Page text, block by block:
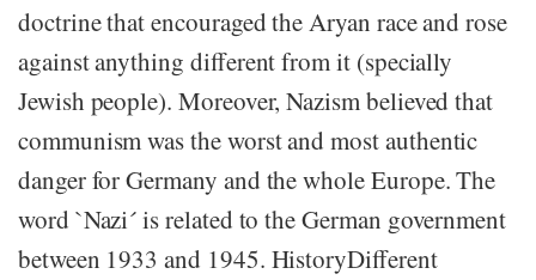
doctrine that encouraged the Aryan race and rose
against anything different from it (specially
Jewish people). Moreover, Nazism believed that
communism was the worst and most authentic
danger for Germany and the whole Europe. The
word `Nazi´ is related to the German government
between 1933 and 1945. HistoryDifferent